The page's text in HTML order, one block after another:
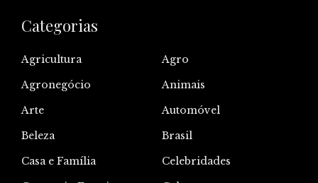
Categorias
Agricultura
Agro
Agronegócio
Animais
Arte
Automóvel
Beleza
Brasil
Casa e Família
Celebridades